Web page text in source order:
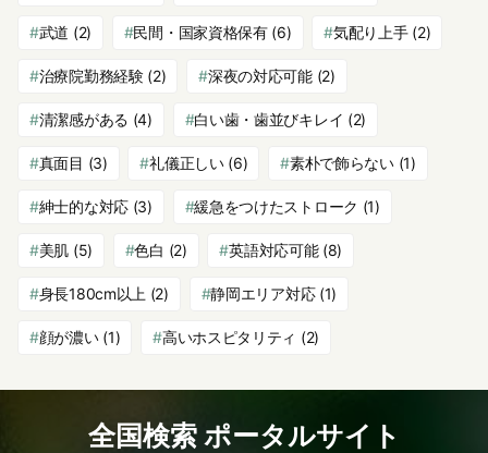
武道 (2) 民間・国家資格保有(6) 気配り上手(2)
治療院勤務経験(2) 深夜の対応可能(2)
清潔感がある (4) 白い歯・歯並びキレイ (2)
真面目 (3) 礼儀正しい(6) 素朴で飾らない(1)
紳士的な対応(3) 緩急をつけたストローク (1)
美肌 (5) 色白 (2) 英語対応可能(8)
身長180cm以上 (2) 静岡エリア対応(1)
顔が濃い(1) 高いホスピタリティ (2)
全国検索 ポータルサイト